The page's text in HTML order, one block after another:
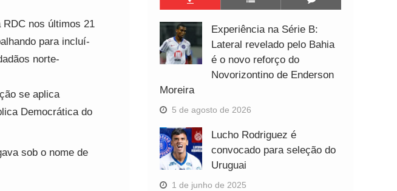
RDC nos últimos 21
para incluí-
norte-
se aplica
Democrática do
sob o nome de
Experiência na Série B:
Lateral revelado pelo Bahia
é o novo reforço do
Novorizontino de Enderson
Moreira
5 de agosto de 2026
Lucho Rodriguez é
convocado para seleção do
Uruguai
1 de junho de 2025